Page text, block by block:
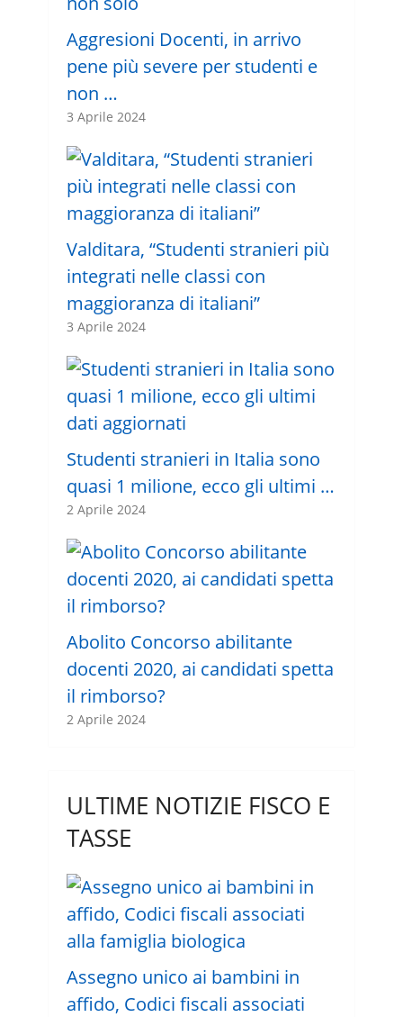
Aggresioni Docenti, in arrivo
pene più severe per studenti e
non …
3 Aprile 2024
Valditara, “Studenti stranieri più
integrati nelle classi con
maggioranza di italiani”
3 Aprile 2024
Studenti stranieri in Italia sono
quasi 1 milione, ecco gli ultimi …
2 Aprile 2024
Abolito Concorso abilitante
docenti 2020, ai candidati spetta
il rimborso?
2 Aprile 2024
ULTIME NOTIZIE FISCO E
TASSE
Assegno unico ai bambini in
affido, Codici fiscali associati